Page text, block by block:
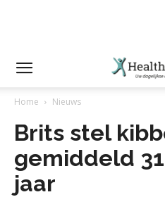
Home Nieuws
Brits stel
gemiddeld
jaar